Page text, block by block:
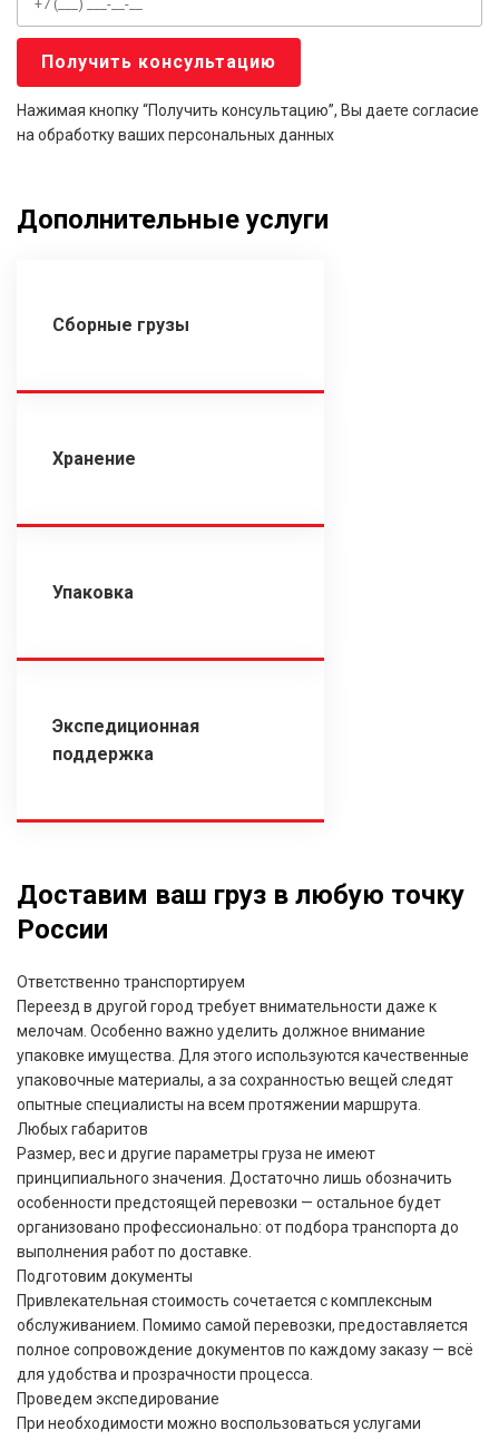
Нажимая кнопку “Получить консультацию”, Вы даете согласие
на обработку ваших персональных данных
Дополнительные услуги
Сборные грузы
Хранение
Упаковка
Экспедиционная
поддержка
Доставим ваш груз в любую точку
России
Ответственно транспортируем
Переезд в другой город требует внимательности даже к
мелочам. Особенно важно уделить должное внимание
упаковке имущества. Для этого используются качественные
упаковочные материалы, а за сохранностью вещей следят
опытные специалисты на всем протяжении маршрута.
Любых габаритов
Размер, вес и другие параметры груза не имеют
принципиального значения. Достаточно лишь обозначить
особенности предстоящей перевозки — остальное будет
организовано профессионально: от подбора транспорта до
выполнения работ по доставке.
Подготовим документы
Привлекательная стоимость сочетается с комплексным
обслуживанием. Помимо самой перевозки, предоставляется
полное сопровождение документов по каждому заказу — всё
для удобства и прозрачности процесса.
Проведем экспедирование
При необходимости можно воспользоваться услугами